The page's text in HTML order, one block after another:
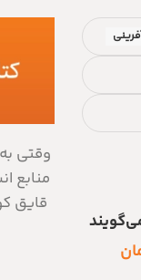
وقتی
منابع
قایق